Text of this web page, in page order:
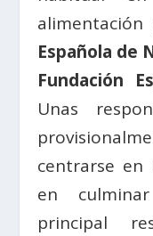
Española de
Fundación
Unas
centrarse en
en
principal